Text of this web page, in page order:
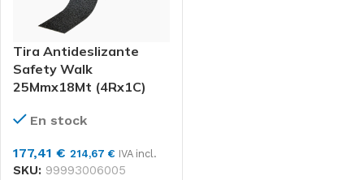
FORMATO
Tira Antideslizante
Safety Walk
25Mmx18Mt (4Rx1C)
En stock
177,41 € 214,67 € IVA incl.
SKU: 99993006005